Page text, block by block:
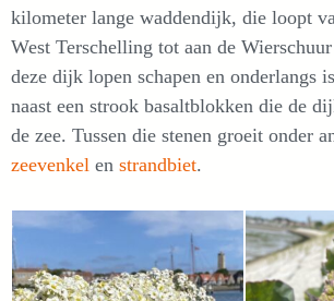
kilometer lange waddendijk, die loopt
West Terschelling tot aan de
deze dijk lopen schapen en onderlangs
naast een strook basaltblokken die de
de zee. Tussen die stenen groeit onder
zeevenkel en strandbiet.